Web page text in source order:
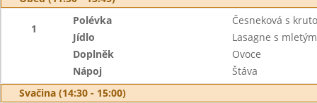
1
Polévka
Česneková s
Jídlo
Lasagne s
Doplněk
Ovoce
Nápoj
Štáva
Svačina (14:30 - 15:00)